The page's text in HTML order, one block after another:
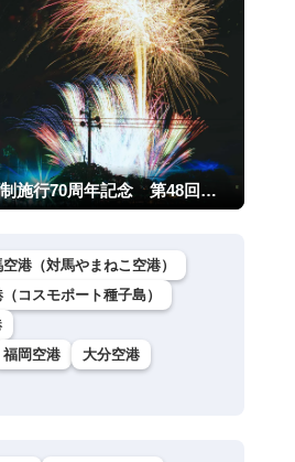
町制施行70周年記念 第48回南種子町ロケット祭
港（対馬やまねこ空港）
コスモポート種子島）
福岡空港
大分空港